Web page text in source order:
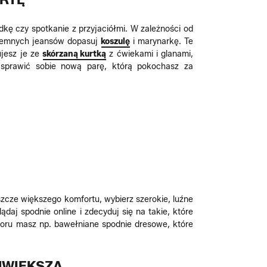
czy spotkanie z przyjaciółmi. W zależności od
jeansów dopasuj koszulę i marynarkę. Te
je zeskórzaną kurtką z ćwiekami i glanami,
sobie nową parę, którą pokochasz za
większego komfortu, wybierz szerokie, luźne
spodnie online i zdecyduj się na takie, które
masz np. bawełniane spodnie dresowe, które